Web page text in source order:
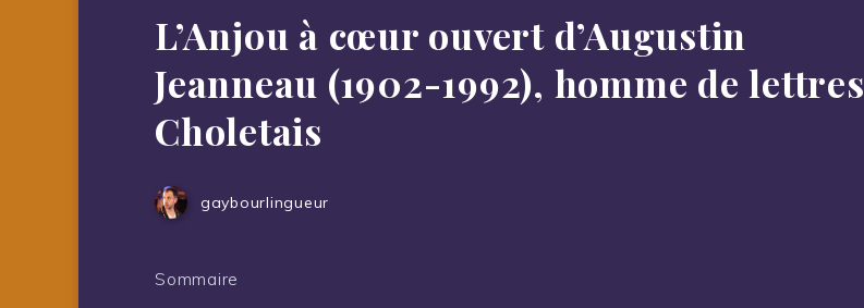
L’Anjou à cœur ouvert d’Augustin
Jeanneau (1902-1992), homme de lettres
Choletais
gaybourlingueur
Sommaire